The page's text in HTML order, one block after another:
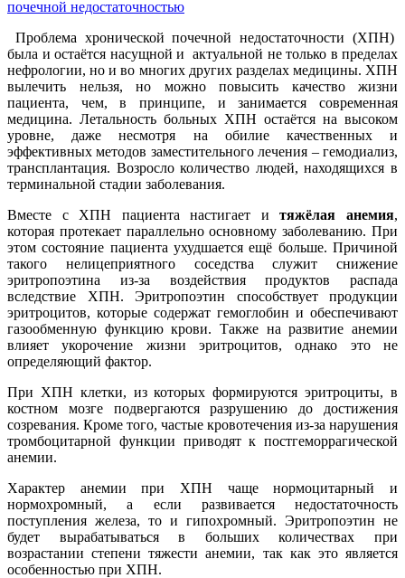
Проблема хронической почечной недостаточности (ХПН)
была и остаётся насущной и актуальной не только в пределах
нефрологии, но и во многих других разделах медицины. ХПН
вылечить нельзя, но можно повысить качество жизни
пациента, чем, в принципе, и занимается современная
медицина. Летальность больных ХПН остаётся на высоком
уровне, даже несмотря на обилие качественных и
эффективных методов заместительного лечения – гемодиализ,
трансплантация. Возросло количество людей, находящихся в
терминальной стадии заболевания.
Вместе с ХПН пациента настигает итяжёлая анемия,
которая протекает параллельно основному заболеванию. При
этом состояние пациента ухудшается ещё больше. Причиной
такого нелицеприятного соседства служит снижение
эритропоэтина из-за воздействия продуктов распада
вследствие ХПН. Эритропоэтин способствует продукции
эритроцитов, которые содержат гемоглобин и обеспечивают
газообменную функцию крови. Также на развитие анемии
влияет укорочение жизни эритроцитов, однако это не
определяющий фактор.
При ХПН клетки, из которых формируются эритроциты, в
костном мозге подвергаются разрушению до достижения
созревания. Кроме того, частые кровотечения из-за нарушения
тромбоцитарной функции приводят к постгеморрагической
анемии.
Характер анемии при ХПН чаще нормоцитарный и
нормохромный, а если развивается недостаточность
поступления железа, то и гипохромный. Эритропоэтин не
будет вырабатываться в больших количествах при
возрастании степени тяжести анемии, так как это является
особенностью при ХПН.